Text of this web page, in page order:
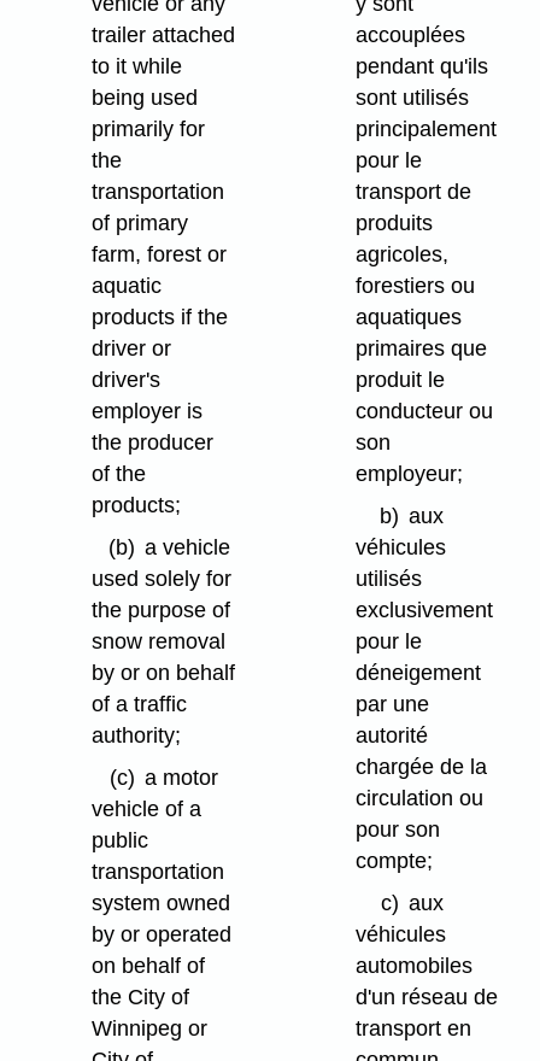
trailer attached
to it while
being used
primarily for
the
transportation
of primary
farm, forest or
aquatic
products if the
driver or
driver's
employer is
the producer
of the
products;
(b) a vehicle
used solely for
the purpose of
snow removal
by or on behalf
of a traffic
authority;
(c) a motor
vehicle of a
public
transportation
system owned
by or operated
on behalf of
the City of
Winnipeg or
accouplées
pendant qu'ils
sont utilisés
principalement
pour le
transport de
produits
agricoles,
forestiers ou
aquatiques
primaires que
produit le
conducteur ou
son
employeur;
b) aux
véhicules
utilisés
exclusivement
pour le
déneigement
par une
autorité
chargée de la
circulation ou
pour son
compte;
c) aux
véhicules
automobiles
d'un réseau de
transport en